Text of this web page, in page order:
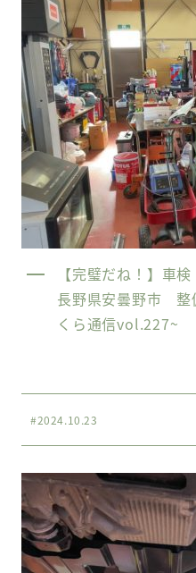
【完璧だね！】
長野県安曇野市
くら通信vol.227~
#2024.10.23